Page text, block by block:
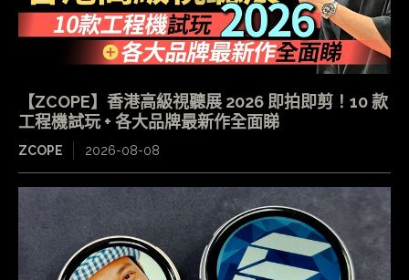
【ZCOPE】香港高級視聽展 2026 即拍即剪！10 款
工程機試玩 + 各大品牌最新作全面睇
ZCOPE 2026-08-08